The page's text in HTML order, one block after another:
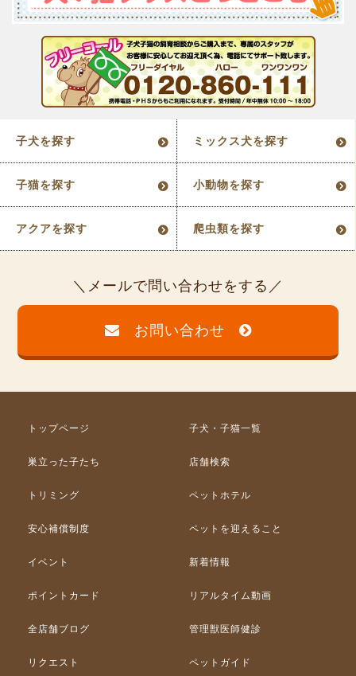
子犬を探す ミックス犬を探す
子猫を探す 小動物を探す
アクアを探す 爬虫類を探す
メールで問い合わせをする
お問い合わせ
トップページ 子犬・子猫一覧
巣立った子たち 店舗検索
トリミング ペットホテル
安心補償制度 ペットを迎えること
イベント 新着情報
ポイントカード リアルタイム動画
全店舗ブログ 管理獣医師健診
リクエスト ペットガイド